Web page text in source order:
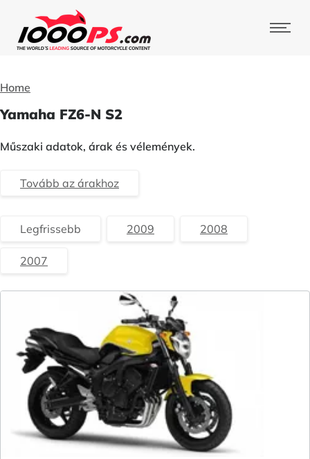
Home
Yamaha FZ6-N S2
Műszaki adatok, árak és vélemények.
Tovább az árakhoz
Legfrissebb 2009 2008
2007